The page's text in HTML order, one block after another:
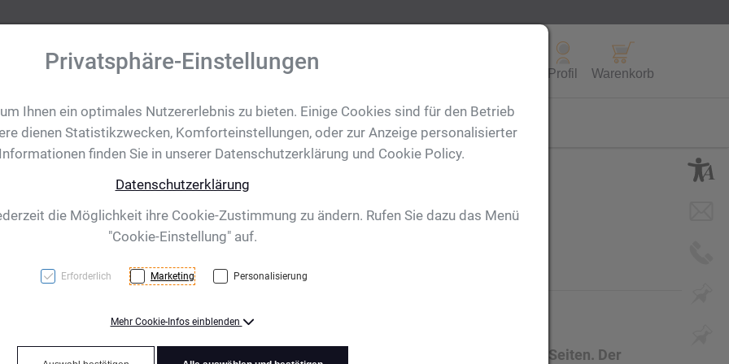
Profil Warenkorb
Ihre Eventanfrage Shop für CH/FL
apfelgrün
Gummiverschlussband, Lesezeichen und 160 linierten Seiten. Der
Privatsphäre-Einstellungen
Ihnen ein optimales Nutzererlebnis zu bieten. Einige Cookies sind für den Betrieb
dienen Statistikzwecken, Komforteinstellungen, oder zur Anzeige personalisierter
finden Sie in unserer Datenschutzerklärung und Cookie Policy.
Datenschutzerklärung
die Möglichkeit ihre Cookie-Zustimmung zu ändern. Rufen Sie dazu das Menü
"Cookie-Einstellung" auf.
Erforderlich Marketing Personalisierung
Mehr Cookie-Infos einblenden